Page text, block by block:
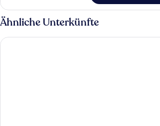
Suite,
1
Schlafzimmer,
(Balcony)
Ähnliche Unterkünfte
Sheraton Grand Mirage Resort, Gold Coast